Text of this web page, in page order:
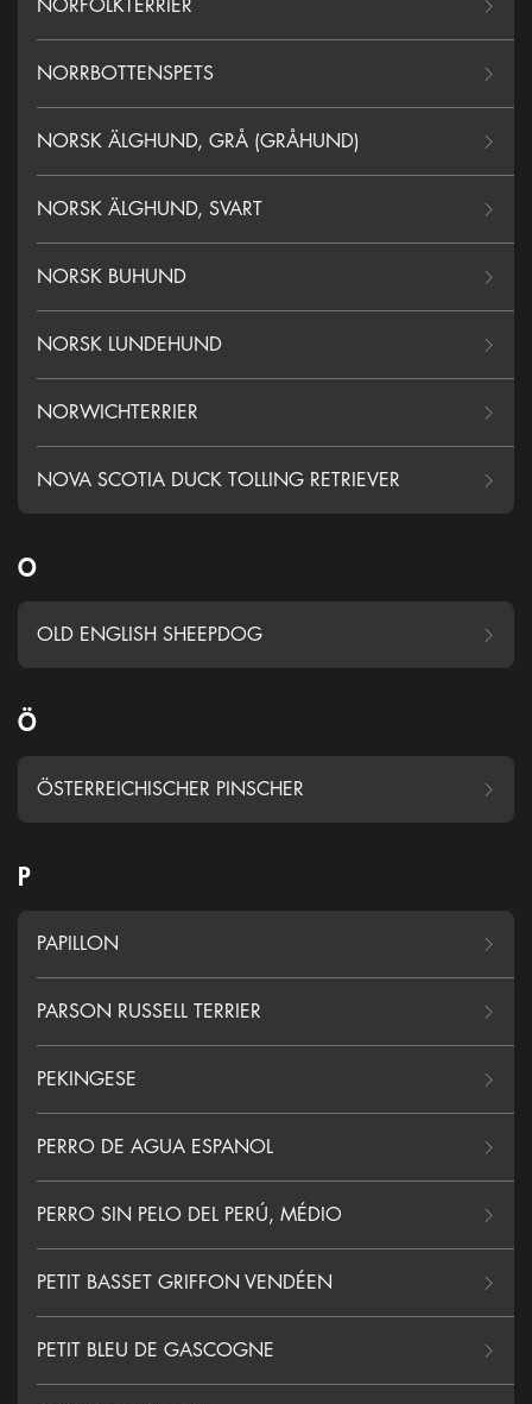
NORFOLKTERRIER
NORRBOTTENSPETS
NORSK ÄLGHUND, GRÅ (GRÅHUND)
NORSK ÄLGHUND, SVART
NORSK BUHUND
NORSK LUNDEHUND
NORWICHTERRIER
NOVA SCOTIA DUCK TOLLING RETRIEVER
O
OLD ENGLISH SHEEPDOG
Ö
ÖSTERREICHISCHER PINSCHER
P
PAPILLON
PARSON RUSSELL TERRIER
PEKINGESE
PERRO DE AGUA ESPANOL
PERRO SIN PELO DEL PERÚ, MÉDIO
PETIT BASSET GRIFFON VENDÉEN
PETIT BLEU DE GASCOGNE